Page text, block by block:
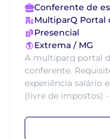
Conferente de
MultiparQ Portal
Presencial
Extrema / MG
A multiparq portal
conferente.
experiência salário
(livre de impostos) -